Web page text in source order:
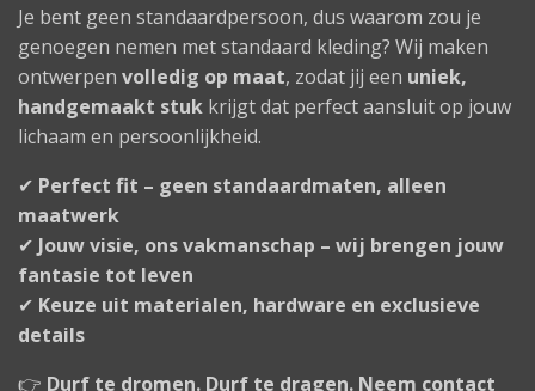
Je bent geen standaardpersoon, dus waarom zou je
genoegen nemen met standaard kleding? Wij maken
ontwerpen volledig op maat, zodat jij een uniek,
handgemaakt stuk krijgt dat perfect aansluit op jouw
lichaam en persoonlijkheid.
✔ Perfect fit – geen standaardmaten, alleen
maatwerk
✔ Jouw visie, ons vakmanschap – wij brengen jouw
fantasie tot leven
✔ Keuze uit materialen, hardware en exclusieve
details
👉 Durf te dromen. Durf te dragen. Neem contact